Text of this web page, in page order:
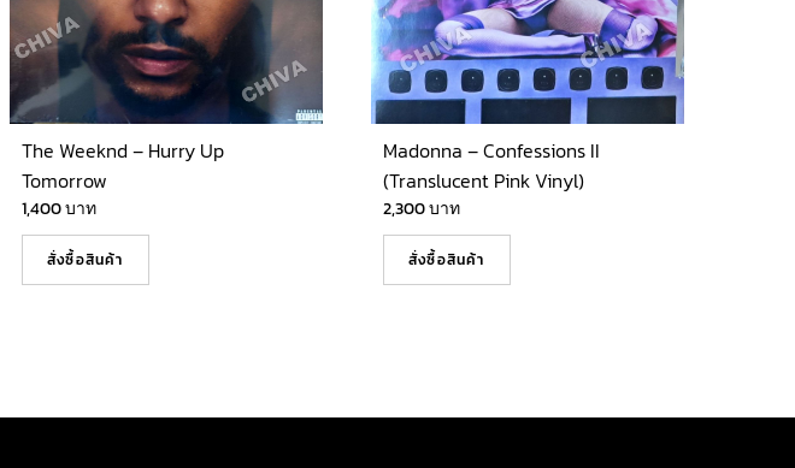
The Weeknd – Hurry Up
Tomorrow
1,400บาท
สั่งซื้อสินค้า
Madonna – Confessions II
(Translucent Pink Vinyl)
2,300บาท
สั่งซื้อสินค้า